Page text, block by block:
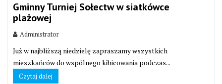
Gminny Turniej Sołectw w siatkówce
plażowej
Administrator
Już w najbliższą niedzielę zapraszamy wszystkich
mieszkańców do wspólnego kibicowania podczas...
Czytaj dalej